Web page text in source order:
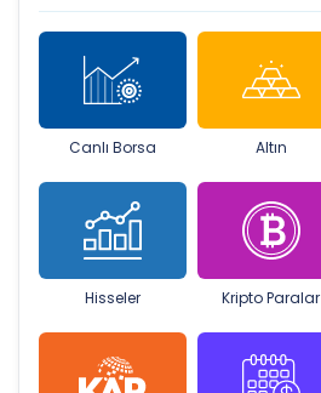
Canlı Borsa Altın
Hisseler Kripto Paralar